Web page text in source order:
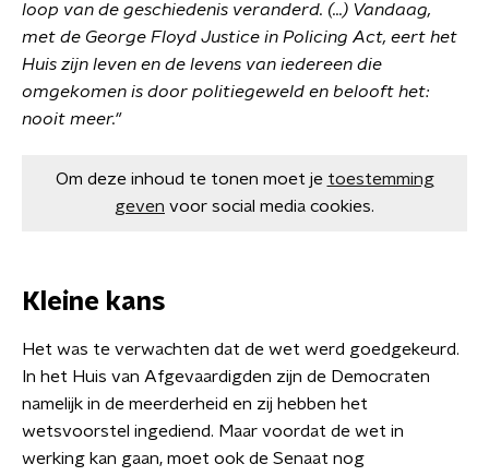
loop van de geschiedenis veranderd. (...) Vandaag,
met de George Floyd Justice in Policing Act, eert het
Huis zijn leven en de levens van iedereen die
omgekomen is door politiegeweld en belooft het:
nooit meer."
Om deze inhoud te tonen moet je toestemming
geven voor social media cookies.
Kleine kans
Het was te verwachten dat de wet werd goedgekeurd.
In het Huis van Afgevaardigden zijn de Democraten
namelijk in de meerderheid en zij hebben het
wetsvoorstel ingediend. Maar voordat de wet in
werking kan gaan, moet ook de Senaat nog